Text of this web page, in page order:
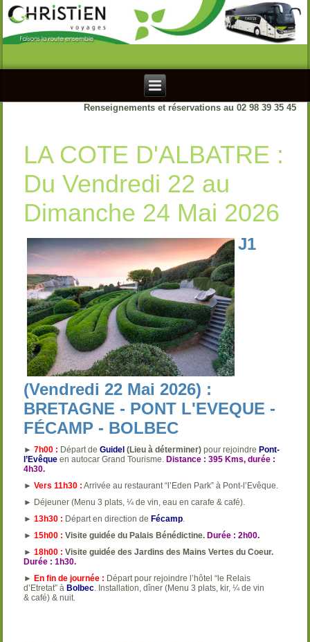
Renseignements et réservations au 02 98 39 35 45
LA COTE D'ALBATRE :
Du Vendredi 22 au
Dimanche 24 Mai 2026
J1
(Vendredi 22 Mai 2026) :
BRETAGNE - PONT L'EVEQUE -
FÉCAMP - BOLBEC
►7h00 : Départ deGuidel (Lieu à déterminer) pour rejoindre Pont-
l’Evêque en autocar Grand Tourisme. Distance : 395 Kms, durée :
4h30.
► Vers 11h30 : Arrivée au restaurant “l’Eden Park” à Pont-l’Evêque.
► Déjeuner (Menu 3 plats, ¼ de vin, eau en carafe & café).
►13h30 : Départ en direction de Fécamp.
►15h00 : Visite guidée du Palais Bénédictine. Durée : 2h00.
►18h00 : Visite guidée des Jardins des Mains Vertes du Coeur.
Durée : 1h30.
► En fin de journée : Départ pour rejoindre l’hôtel “le Relais
d’Etretat” à Bolbec. Installation, dîner (Menu 3 plats, kir, ¼ de vin
& café) & nuit.